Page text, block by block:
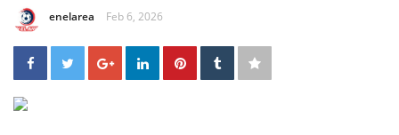
enelarea Feb 6, 2026